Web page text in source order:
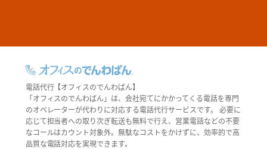
電話代行【オフィスのでんわばん】
「オフィスのでんわばん」は、会社宛てにかかってくる電話を専門
のオペレーターが代わりに対応する電話代行サービスです。 必要に
応じて担当者への取り次ぎ転送も無料で行え、営業電話などの不要
なコールはカウント対象外。無駄なコストをかけずに、効率的で高
品質な電話対応を実現できます。